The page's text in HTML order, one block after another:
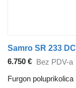
Samro SR 233
6.750 € Bez PDV-a
Furgon poluprikolica